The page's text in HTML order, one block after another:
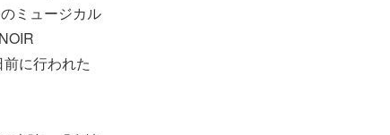
ミュージカル
に行われた